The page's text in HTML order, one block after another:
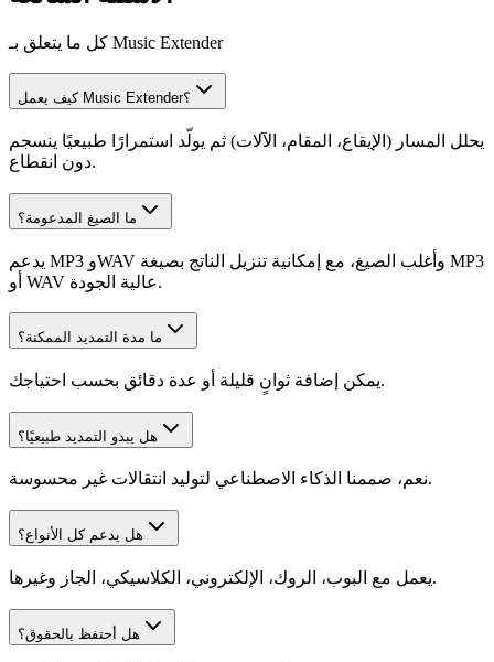
كل ما يتعلق بـ Music Extender
كيف يعمل Music Extender؟
يحلل المسار (الإيقاع، المقام، الآلات) ثم يولّد استمرارًا طبيعيًا ينسجم
دون انقطاع.
ما الصيغ المدعومة؟
يدعم MP3 وWAV وأغلب الصيغ، مع إمكانية تنزيل الناتج بصيغة MP3
أو WAV عالية الجودة.
ما مدة التمديد الممكنة؟
يمكن إضافة ثوانٍ قليلة أو عدة دقائق بحسب احتياجك.
هل يبدو التمديد طبيعيًا؟
نعم، صممنا الذكاء الاصطناعي لتوليد انتقالات غير محسوسة.
هل يدعم كل الأنواع؟
يعمل مع البوب، الروك، الإلكتروني، الكلاسيكي، الجاز وغيرها.
هل أحتفظ بالحقوق؟